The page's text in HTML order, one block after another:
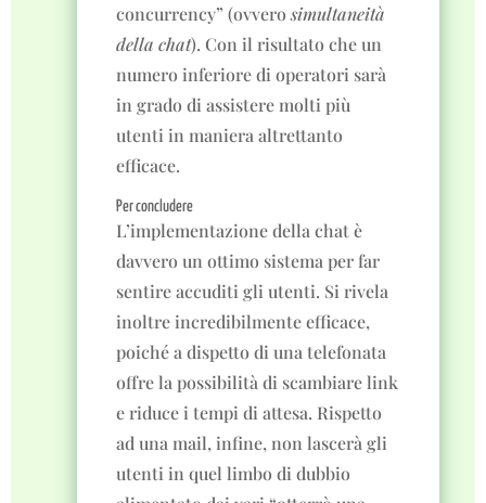
concurrency” (ovverosimultaneità
della chat). Con il risultato che un
numero inferiore di operatori sarà
in grado di assistere molti più
utenti in maniera altrettanto
efficace.
Per concludere
L’implementazione della chat è
davvero un ottimo sistema per far
sentire accuditi gli utenti. Si rivela
inoltre incredibilmente efficace,
poiché a dispetto di una telefonata
offre la possibilità di scambiare link
e riduce i tempi di attesa. Rispetto
ad una mail, infine, non lascerà gli
utenti in quel limbo di dubbio